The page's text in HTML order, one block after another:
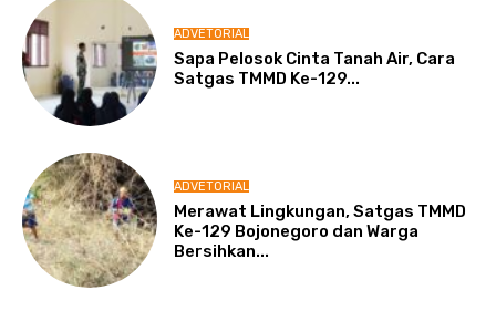
ADVETORIAL
Sapa Pelosok Cinta Tanah Air, Cara
Satgas TMMD Ke-129...
ADVETORIAL
Merawat Lingkungan, Satgas TMMD
Ke-129 Bojonegoro dan Warga
Bersihkan...